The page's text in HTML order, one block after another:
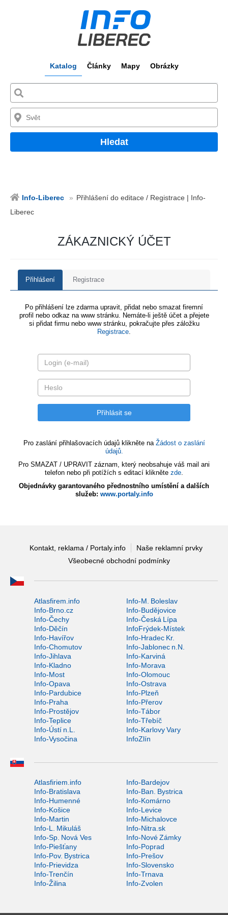
Katalog Články Mapy Obrázky
Hledat
Info-Liberec
Přihlášení do editace / Registrace | Info-
Liberec
ZÁKAZNICKÝ ÚČET
Přihlášení Registrace
Po přihlášení lze zdarma upravit, přidat nebo smazat firemní
profil nebo odkaz na www stránku. Nemáte-li ještě účet a přejete
si přidat firmu nebo www stránku, pokračujte přes záložku
Registrace.
Pro zaslání přihlašovacích údajů klikněte na Žádost o zaslání
údajů.
Pro SMAZAT / UPRAVIT záznam, který neobsahuje váš mail ani
telefon nebo při potížích s editací klikněte zde.
Objednávky garantovaného přednostního umístění a dalších
služeb: www.portaly.info
Kontakt, reklama / Portaly.info
Naše reklamní prvky
Všeobecné obchodní podmínky
Atlasfirem.info
Info-M. Boleslav
Info-Brno.cz
Info-Budějovice
Info-Čechy
Info-Česká Lípa
Info-Děčín
InfoFrýdek-Místek
Info-Havířov
Info-Hradec Kr.
Info-Chomutov
Info-Jablonec n.N.
Info-Jihlava
Info-Karviná
Info-Kladno
Info-Morava
Info-Most
Info-Olomouc
Info-Opava
Info-Ostrava
Info-Pardubice
Info-Plzeň
Info-Praha
Info-Přerov
Info-Prostějov
Info-Tábor
Info-Teplice
Info-Třebíč
Info-Ústí n.L.
Info-Karlovy Vary
Info-Vysočina
InfoZlín
Atlasfiriem.info
Info-Bardejov
Info-Bratislava
Info-Ban. Bystrica
Info-Humenné
Info-Komárno
Info-Košice
Info-Levice
Info-Martin
Info-Michalovce
Info-L. Mikuláš
Info-Nitra.sk
Info-Sp. Nová Ves
Info-Nové Zámky
Info-Piešťany
Info-Poprad
Info-Pov. Bystrica
Info-Prešov
Info-Prievidza
Info-Slovensko
Info-Trenčín
Info-Trnava
Info-Žilina
Info-Zvolen